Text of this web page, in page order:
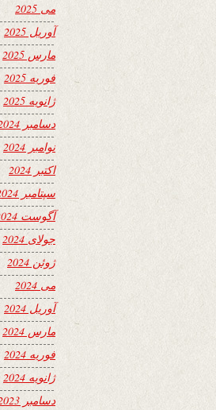
می 2025
آوریل 2025
مارس 2025
فوریه 2025
ژانویه 2025
دسامبر 2024
نوامبر 2024
اکتبر 2024
سپتامبر 2024
آگوست 2024
جولای 2024
ژوئن 2024
می 2024
آوریل 2024
مارس 2024
فوریه 2024
ژانویه 2024
دسامبر 2023